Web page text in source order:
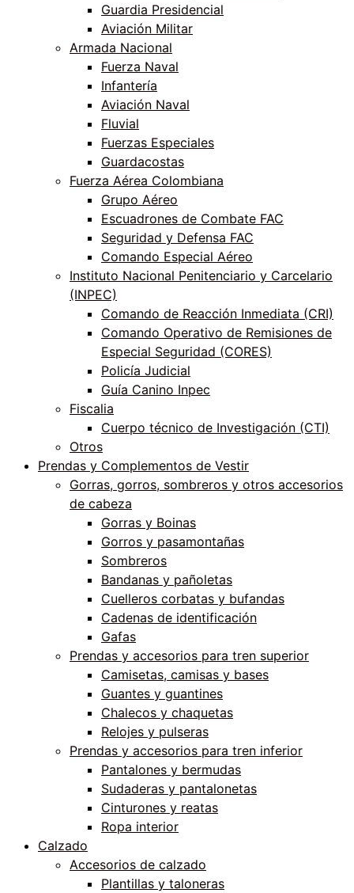
Guardia Presidencial
Aviación Militar
Armada Nacional
Fuerza Naval
Infantería
Aviación Naval
Fluvial
Fuerzas Especiales
Guardacostas
Fuerza Aérea Colombiana
Grupo Aéreo
Escuadrones de Combate FAC
Seguridad y Defensa FAC
Comando Especial Aéreo
Instituto Nacional Penitenciario y Carcelario
(INPEC)
Comando de Reacción Inmediata (CRI)
Comando Operativo de Remisiones de
Especial Seguridad (CORES)
Policía Judicial
Guía Canino Inpec
Fiscalia
Cuerpo técnico de Investigación (CTI)
Otros
Prendas y Complementos de Vestir
Gorras, gorros, sombreros y otros accesorios
de cabeza
Gorras y Boinas
Gorros y pasamontañas
Sombreros
Bandanas y pañoletas
Cuelleros corbatas y bufandas
Cadenas de identificación
Gafas
Prendas y accesorios para tren superior
Camisetas, camisas y bases
Guantes y guantines
Chalecos y chaquetas
Relojes y pulseras
Prendas y accesorios para tren inferior
Pantalones y bermudas
Sudaderas y pantalonetas
Cinturones y reatas
Ropa interior
Calzado
Accesorios de calzado
Plantillas y taloneras